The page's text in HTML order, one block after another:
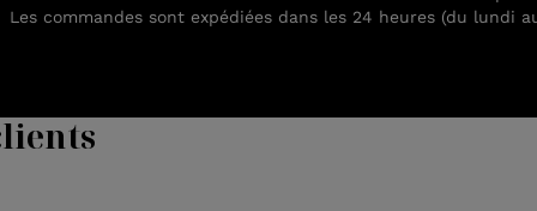
Les commandes sont expédiées dans les 24 heures (du lundi